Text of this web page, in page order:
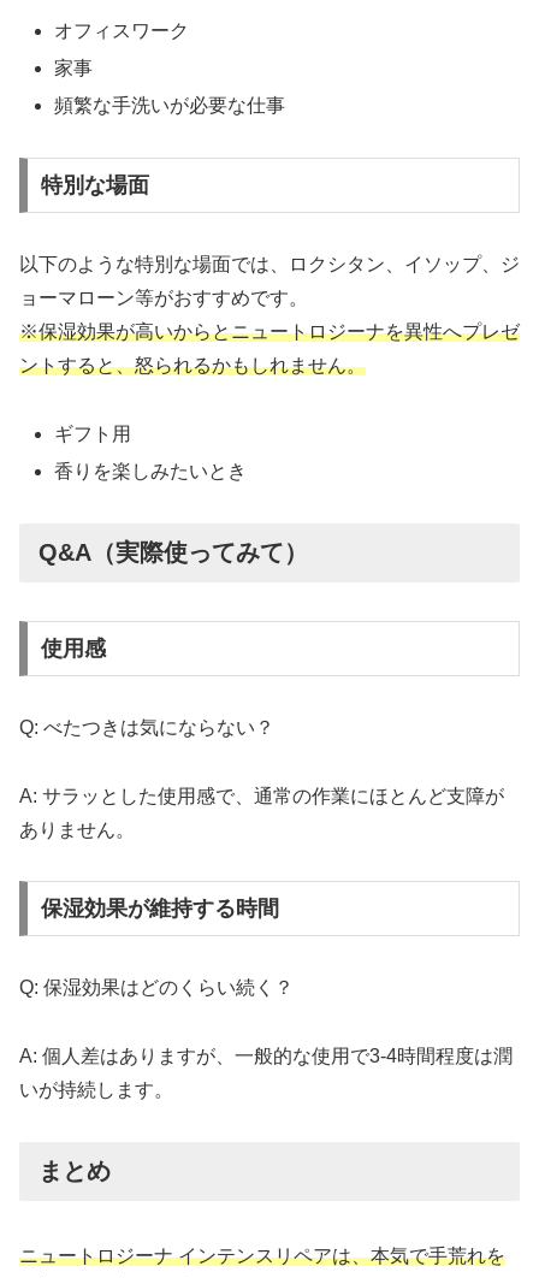
オフィスワーク
家事
頻繁な手洗いが必要な仕事
特別な場面
以下のような特別な場面では、ロクシタン、イソップ、ジ
ョーマローン等がおすすめです。
※保湿効果が高いからとニュートロジーナを異性へプレゼ
ントすると、怒られるかもしれません。
ギフト用
香りを楽しみたいとき
Q&A（実際使ってみて）
使用感
Q: べたつきは気にならない？
A: サラッとした使用感で、通常の作業にほとんど支障が
ありません。
保湿効果が維持する時間
Q: 保湿効果はどのくらい続く？
A: 個人差はありますが、一般的な使用で3-4時間程度は潤
いが持続します。
まとめ
ニュートロジーナ インテンスリペアは、本気で手荒れを